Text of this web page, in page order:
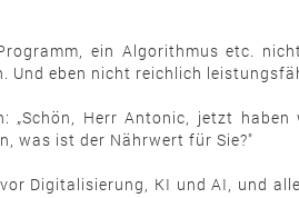
ein Algorithmus etc.
Und eben nicht reichlich
„Schön, Herr Antonic, jetzt
was ist der Nährwert für Sie?"
Digitalisierung, KI und AI, und